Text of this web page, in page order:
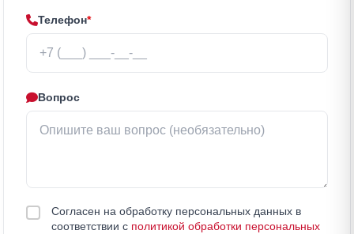
Телефон*
Вопрос
Согласен на обработку персональных данных в
соответствии с политикой обработки персональных